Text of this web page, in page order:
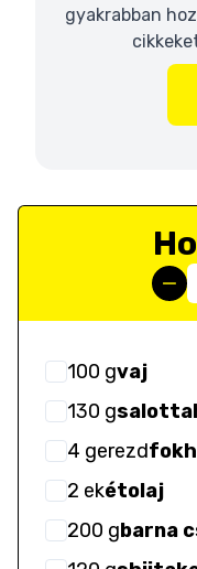
gyakrabban
100 gvaj
130 g
4 gerezd
2 ekétolaj
200 gbarna